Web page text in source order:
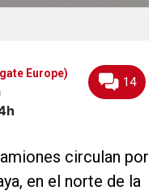
Europe)
14
circulan por
en el norte de la